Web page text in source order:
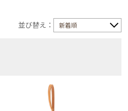
並び替え： 新着順